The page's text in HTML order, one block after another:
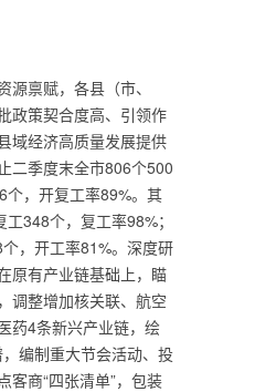
源禀赋，各县（市、
政策契合度高、引领作
域经济高质量发展提供
二季度末全市806个500
个，开复工率89%。其
348个，复工率98%；
，开工率81%。深度研
原有产业链基础上，瞄
调整增加核关联、航空
药4条新兴产业链，绘
编制重大节会活动、投
客商“四张清单”，包装